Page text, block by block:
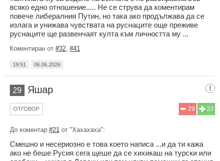
всяко едно отношение..... Не се струва да коментирам
повече либералния Путин, но така ако продължава да се
излага и унижава чувствата на руснаците още преживе
руснаците ще развенчаят култа към личността му ...
Коментиран от #32 #41
19:51 06.06.2026
29 Яшар
23
29
ОТГОВОР
До коментар #21 от "Хахахаха":
Смешно и несериозно е това което написа ...и да ти кажа
ако не беше Русия сега щеше да се хихикаш на турски или